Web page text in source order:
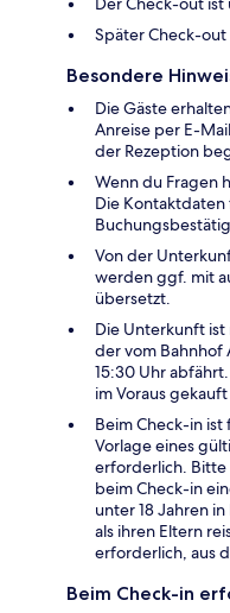
Später Check-
Besondere
Die Gäste
Anreise per E-
der Rezeption
Wenn du Fragen
Die
Von der
werden ggf. mit
übersetzt.
Die Unterkunft ist
der vom Bahnhof
15:30 Uhr
im Voraus
Beim Check-in
Vorlage eines
erforderlich. Bitte
beim Check-in
unter 18 Jahren
als ihren Eltern
erforderlich, aus
Beim Check-in